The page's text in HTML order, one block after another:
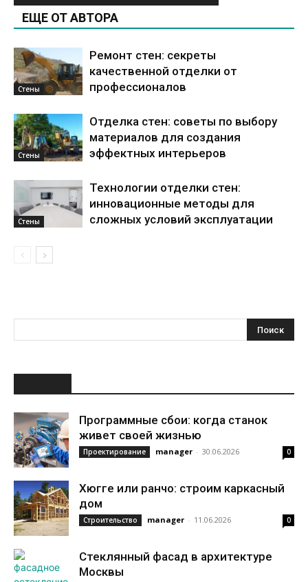
ЕЩЕ ОТ АВТОРА
Стены
Ремонт стен: секреты
качественной отделки от
профессионалов
Стены
Отделка стен: советы по выбору
материалов для создания
эффектных интерьеров
Стены
Технологии отделки стен:
инновационные методы для
сложных условий эксплуатации
Программные сбои: когда станок
живет своей жизнью
Проектирование manager - 30.06.2026 0
Хюгге или ранчо: строим каркасный
дом
Строительство manager - 11.06.2026 0
Стеклянный фасад в архитектуре
Москвы